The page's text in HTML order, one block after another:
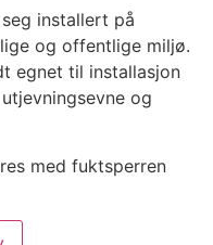
installert på
og offentlige miljø.
egnet til installasjon
og
med fuktsperren